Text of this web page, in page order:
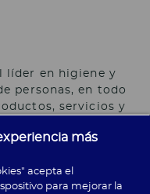
líder en higiene y
personas, en todo
servicios y
consumidores,
y la sociedad en
150 países
TENA y Tork,
más
acepta el
para mejorar la